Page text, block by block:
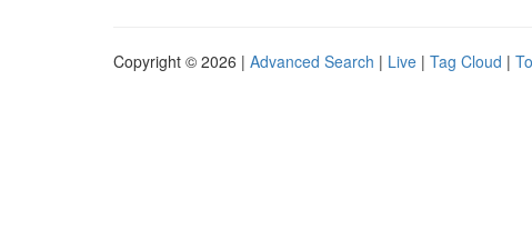
Copyright © 2026 | Advanced Search | Live | Tag Cloud |